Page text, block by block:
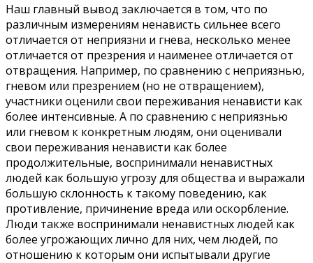
Наш главный вывод заключается в том, что по
различным измерениям ненависть сильнее всего
отличается от неприязни и гнева, несколько менее
отличается от презрения и наименее отличается от
отвращения. Например, по сравнению с неприязнью,
гневом или презрением (но не отвращением),
участники оценили свои переживания ненависти как
более интенсивные. А по сравнению с неприязнью
или гневом к конкретным людям, они оценивали
свои переживания ненависти как более
продолжительные, воспринимали ненавистных
людей как большую угрозу для общества и выражали
большую склонность к такому поведению, как
противление, причинение вреда или оскорбление.
Люди также воспринимали ненавистных людей как
более угрожающих лично для них, чем людей, по
отношению к которым они испытывали другие